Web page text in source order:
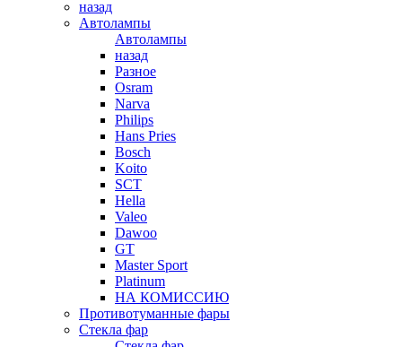
назад
Автолампы
Автолампы
назад
Разное
Osram
Narva
Philips
Hans Pries
Bosch
Koito
SCT
Hella
Valeo
Dawoo
GT
Master Sport
Platinum
НА КОМИССИЮ
Противотуманные фары
Стекла фар